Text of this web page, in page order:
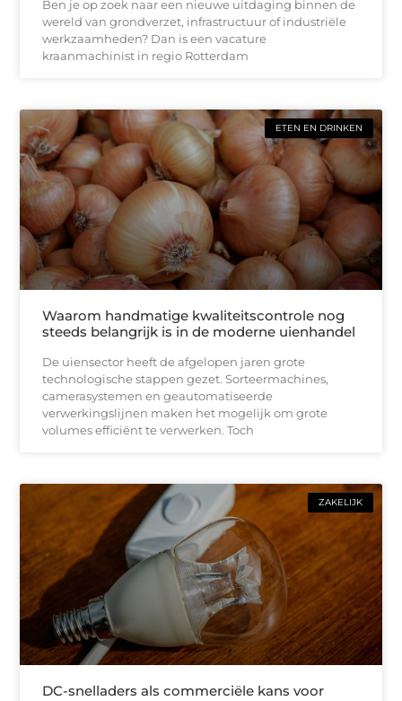
Ben je op zoek naar een nieuwe uitdaging binnen de
wereld van grondverzet, infrastructuur of industriële
werkzaamheden? Dan is een vacature
kraanmachinist in regio Rotterdam
ETEN EN DRINKEN
Waarom handmatige kwaliteitscontrole nog
steeds belangrijk is in de moderne uienhandel
De uiensector heeft de afgelopen jaren grote
technologische stappen gezet. Sorteermachines,
camerasystemen en geautomatiseerde
verwerkingslijnen maken het mogelijk om grote
volumes efficiënt te verwerken. Toch
ZAKELIJK
DC-snelladers als commerciële kans voor